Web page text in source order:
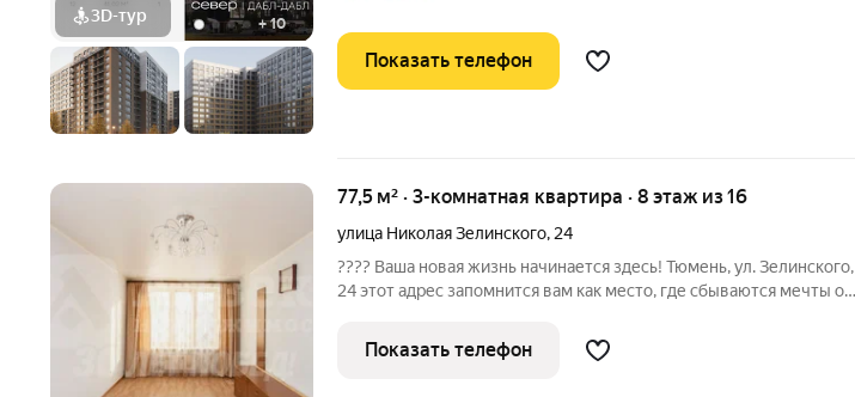
3D-тур +10
Показать телефон
77,5 м² · 3-комнатная квартира · 8 этаж из 16
улица Николая Зелинского, 24
???? Ваша новая жизнь начинается здесь! Тюмень, ул. Зелинского,
24 этот адрес запомнится вам как место, где сбываются мечты о
но не оторваны от земли. Света здесь столько, что даже в
Показать телефон